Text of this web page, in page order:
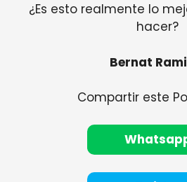
¿Es esto realmente lo
hacer?
Bernat
Compartir este